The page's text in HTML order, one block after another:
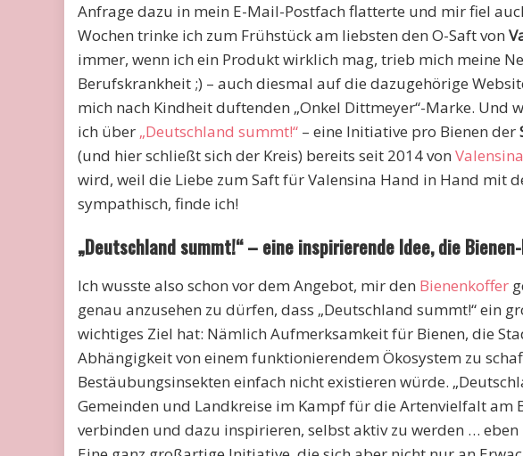
Anfrage dazu in mein E-Mail-Postfach flatterte und mir fiel
Wochen trinke ich zum Frühstück am liebsten den O-Saft von
immer, wenn ich ein Produkt wirklich mag, trieb mich meine
Berufskrankheit ;) – auch diesmal auf die dazugehörige
mich nach Kindheit duftenden „Onkel Dittmeyer“-Marke. Und
ich über „Deutschland summt!“ ­– eine Initiative pro Bienen der
(und hier schließt sich der Kreis) bereits seit 2014 von
wird, weil die Liebe zum Saft für Valensina Hand in Hand mit
sympathisch, finde ich!
„Deutschland summt!“ – eine inspirierende Idee, die
Ich wusste also schon vor dem Angebot, mir den Bienenkoffer
genau anzusehen zu dürfen, dass „Deutschland summt!“ ein
wichtiges Ziel hat: Nämlich Aufmerksamkeit für Bienen, die
Abhängigkeit von einem funktionierendem Ökosystem zu
Bestäubungsinsekten einfach nicht existieren würde.
Gemeinden und Landkreise im Kampf für die Artenvielfalt am
verbinden und dazu inspirieren, selbst aktiv zu werden …